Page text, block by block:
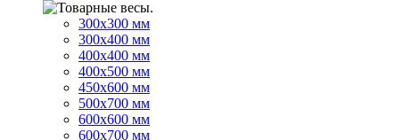
300х300 мм
300х400 мм
400х400 мм
400х500 мм
450х600 мм
500х700 мм
600х600 мм
600х700 мм